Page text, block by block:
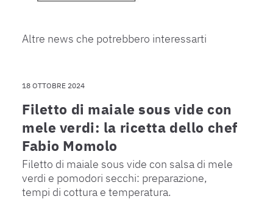
Altre news che potrebbero interessarti
18 OTTOBRE 2024
Filetto di maiale sous vide con
mele verdi: la ricetta dello chef
Fabio Momolo
Filetto di maiale sous vide con salsa di mele
verdi e pomodori secchi: preparazione,
tempi di cottura e temperatura.